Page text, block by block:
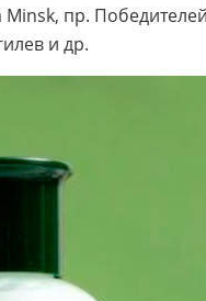
пр.
и др.